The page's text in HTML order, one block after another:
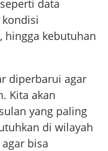
data
hingga kebutuhan
diperbarui agar
Kita akan
yang paling
di wilayah
bisa